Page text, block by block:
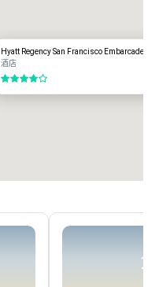
Hyatt Regency San Francisco Embarcadero
酒店
4/5